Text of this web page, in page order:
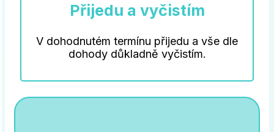
Přijedu a vyčistím
V dohodnutém termínu přijedu a vše dle
dohody důkladně vyčistím.